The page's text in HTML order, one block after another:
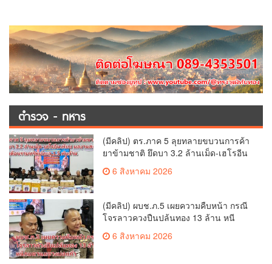
ตำรวจ - ทหาร
(มีคลิป) ตร.ภาค 5 ลุยทลายขบวนการค้า
ยาข้ามชาติ ยึดบา 3.2 ล้านเม็ด-เฮโรอีน
ทะลุ 1.5 พันล้าน
6 สิงหาคม 2026
(มีคลิป) ผบช.ภ.5 เผยความคืบหน้า กรณี
โจรลาวควงปืนปล้นทอง 13 ล้าน หนี
กบดานแขวงบ่อแก้ว
6 สิงหาคม 2026